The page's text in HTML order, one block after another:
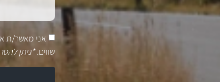
אני מאשר/ת
שווים.*ניתן